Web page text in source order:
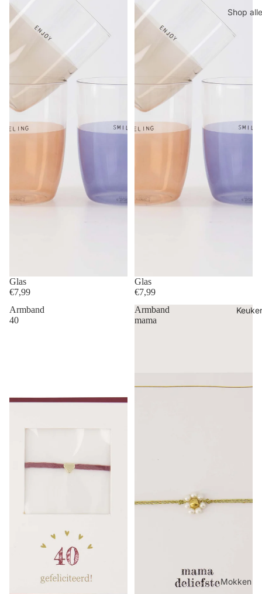
Shop
Mokken
Glas
€7,99
Glas
€7,99
Armband
40
Armband
mama